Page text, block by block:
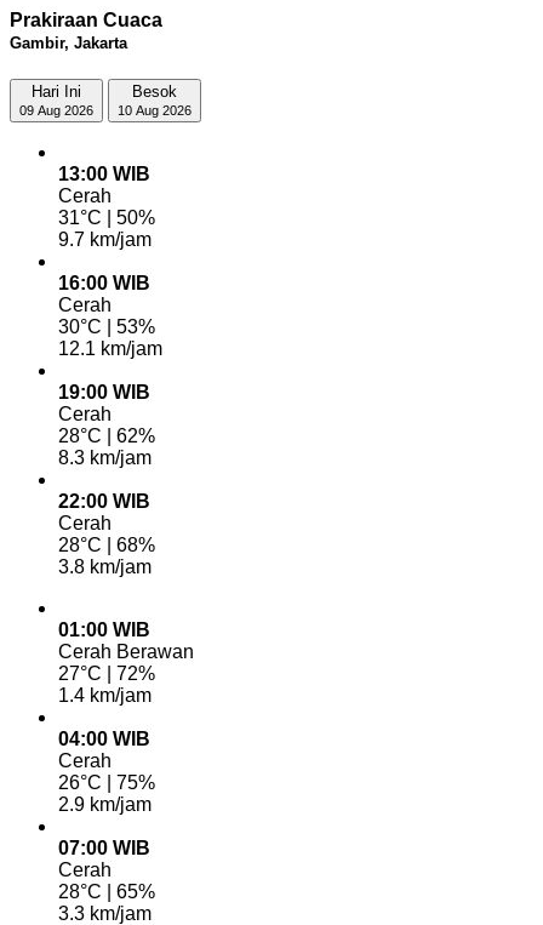
Prakiraan Cuaca
Gambir, Jakarta
Hari Ini
09 Aug 2026
Besok
10 Aug 2026
13:00 WIB
Cerah
31°C | 50%
9.7 km/jam
16:00 WIB
Cerah
30°C | 53%
12.1 km/jam
19:00 WIB
Cerah
28°C | 62%
8.3 km/jam
22:00 WIB
Cerah
28°C | 68%
3.8 km/jam
01:00 WIB
Cerah Berawan
27°C | 72%
1.4 km/jam
04:00 WIB
Cerah
26°C | 75%
2.9 km/jam
07:00 WIB
Cerah
28°C | 65%
3.3 km/jam